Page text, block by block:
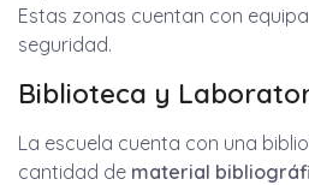
Estas zonas cuentan con
seguridad.
Biblioteca y
La escuela cuenta con una
cantidad de material